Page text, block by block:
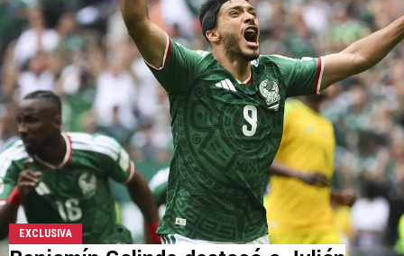
EXCLUSIVA